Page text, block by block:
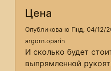
Цена
Опубликовано Пнд, 04/12/
argorn.oparin
И сколько будет
выпрямленной